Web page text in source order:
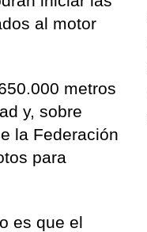
al motor
metros
y, sobre
la Federación
para
es que el